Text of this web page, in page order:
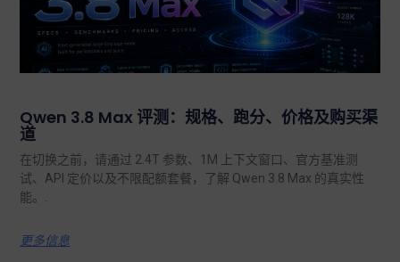
Qwen 3.8 Max 评测：规格、跑分、价格及购买渠
道
在切换之前，请通过 2.4T 参数、1M 上下文窗口、官方基准测
试、API 定价以及不限配额套餐，了解 Qwen 3.8 Max 的真实性
能。.
更多信息